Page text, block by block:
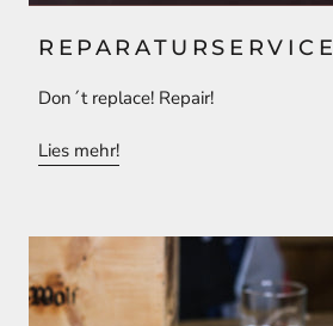
REPARATURSERVICE
Don´t replace! Repair!
Lies mehr!